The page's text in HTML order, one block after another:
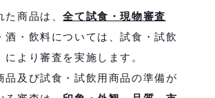
た商品は、全て試食・現物審査
酒・飲料については、試食・試飲
により審査を実施します。
品及び試食・試飲用商品の準備が